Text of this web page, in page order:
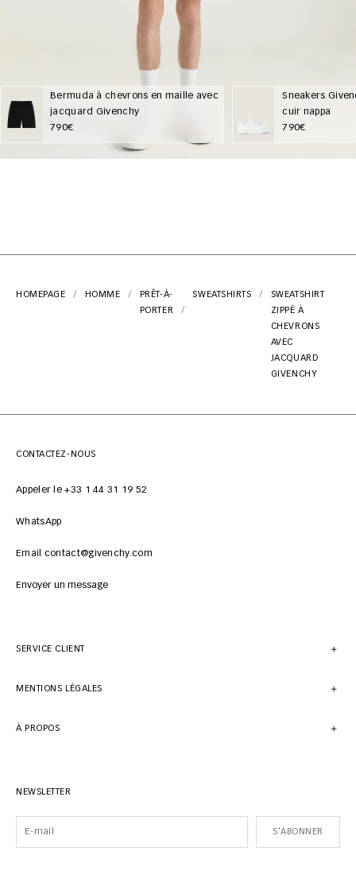
Bermuda à chevrons en maille avec
jacquard Givenchy
790€
Sneakers
cuir nappa
790€
HOMEPAGE HOMME
PRÊT-À-
PORTER
SWEATSHIRTS
SWEATSHIRT
ZIPPÉ À
CHEVRONS
AVEC
JACQUARD
GIVENCHY
CONTACTEZ-NOUS
Appeler le +33 1 44 31 19 52
WhatsApp
Email contact@givenchy.com
Envoyer un message
SERVICE CLIENT
MENTIONS LÉGALES
À PROPOS
NEWSLETTER
S'ABONNER